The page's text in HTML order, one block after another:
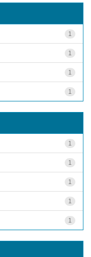
1
1
1
1
1
1
1
1
1